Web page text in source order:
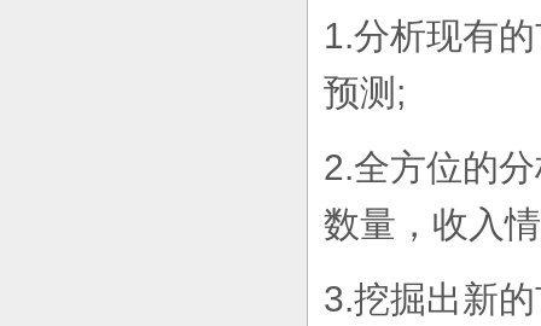
1.分析现有
预测;
2.全方位的
数量，收入
3.挖掘出新